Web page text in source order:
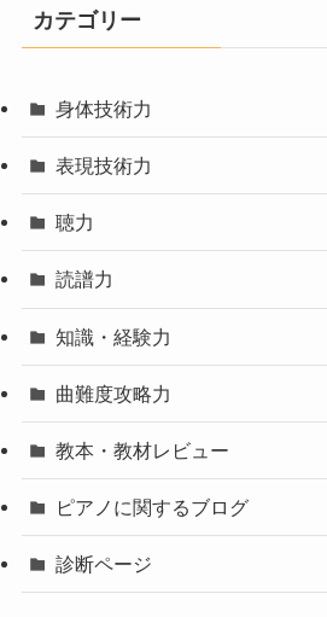
カテゴリー
身体技術力
表現技術力
聴力
読譜力
知識・経験力
曲難度攻略力
教本・教材レビュー
ピアノに関するブログ
診断ページ